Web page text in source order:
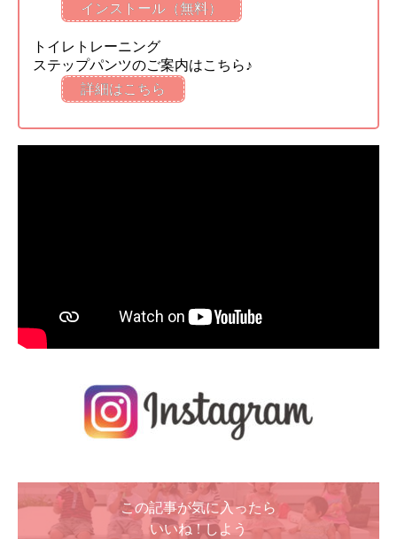
インストール（無料）
トイレトレーニング
ステップパンツのご案内はこちら♪
詳細はこちら
この記事が気に入ったら
いいね ! しよう